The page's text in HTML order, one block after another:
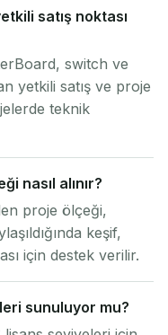
satış noktası
switch ve
yetkili satış ve proje
teknik
nasıl alınır?
proje ölçeği,
keşif,
için destek verilir.
sunuluyor mu?